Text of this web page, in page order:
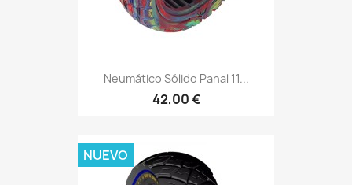
Neumático Sólido Panal 11...
42,00 €
NUEVO